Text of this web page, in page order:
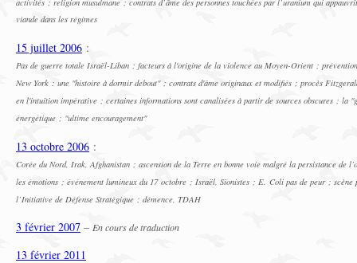
activités ; religion musulmane ; contrats d’âme des personnes touchées par l’uranium qui
viande dans les régimes
15 juillet 2006 :
Pas de guerre totale Israël-Liban ; facteurs à l'origine de la violence au Moyen-Orient ;
New York : une "histoire à dormir debout" ; contrats d'âme originaux et modifiés ; procès
en l'intuition impérative ; certaines informations sont canalisées à partir de sources obscures ; la
énergétique ; "ultime encouragement"
13 octobre 2006 :
Corée du Nord, Irak, Afghanistan ; ascension de la Terre en bonne voie malgré la persistance de
les émotions ; événement lumineux du 17 octobre ; Israël, Sionistes ; E. Coli pas de peur ;
l’Initiative de Défense Stratégique ; démence, TDAH
3 février 2007 – En cours de traduction
13 février 2011